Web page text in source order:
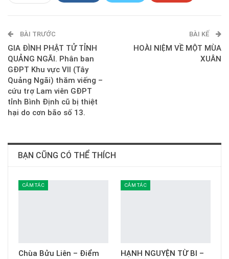
E-mail
BÀI TRƯỚC
GIA ĐÌNH PHẬT TỬ TỈNH
QUẢNG NGÃI. Phân ban
GĐPT Khu vực VII (Tây
Quảng Ngãi) thăm viếng –
cứu trợ Lam viên GĐPT
tỉnh Bình Định cũ bị thiệt
hại do cơn bão số 13.
BÀI KẾ
HOÀI NIỆM VỀ MỘT MÙA
XUÂN
BẠN CŨNG CÓ THỂ THÍCH
CẢM TÁC
Chùa Bửu Liên – Điểm
CẢM TÁC
HẠNH NGUYỆN TỪ BI –